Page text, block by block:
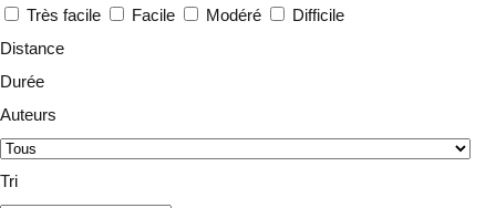
Très facile
Facile Modéré
Difficile
Distance
Durée
Auteurs
Tri